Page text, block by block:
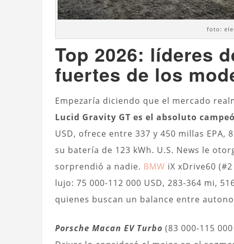
foto:
Top 2026: líderes
fuertes de los
Empezaría diciendo que el mercado
Lucid Gravity GT es el absoluto
USD, ofrece entre 337 y 450 millas EPA,
su batería de 123 kWh. U.S. News le
sorprendió a nadie. BMW iX xDrive60
lujo: 75 000-112 000 USD, 283-364 mi,
quienes buscan un balance entre
Porsche Macan EV Turbo (83 000-115